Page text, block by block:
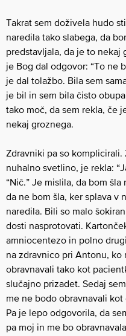
Takrat sem doživela hudo
naredila tako slabega, da
predstavljala, da je to nekaj
je Bog dal odgovor: “To ne
je dal tolažbo. Bila sem
je bil in sem bila čisto
tako moč, da sem rekla, če
nekaj groznega.
Zdravniki pa so
nuhalno svetlino, je rekla:
“Nič.” Je mislila, da bom
da ne bom šla, ker splava v
naredila. Bili so malo
dosti nasprotovati.
amniocentezo in polno
na zdravnico pri Antonu, ko
obravnavali tako kot
slučajno prizadet. Sedaj
me ne bodo obravnavali
Pa je lepo odgovorila, da
pa moj in me bo